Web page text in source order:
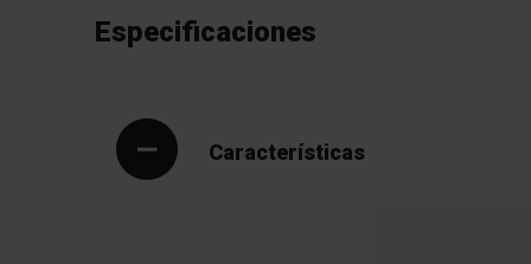
Especificaciones
Características